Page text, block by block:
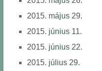
2015. május 29.
2015. június 11.
2015. június 22.
2015. július 29.